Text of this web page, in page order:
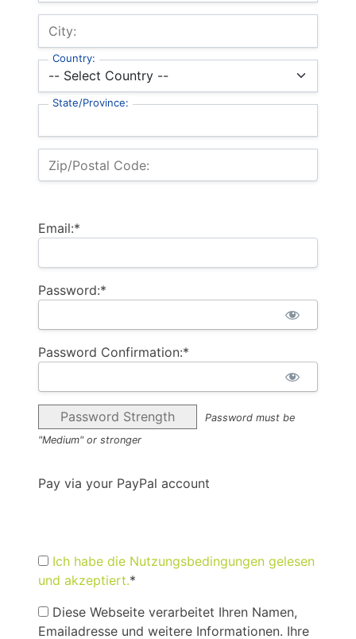
City:
Country:
State/Province:
Zip/Postal Code:
Email:*
Password:*
Password Confirmation:*
Password Strength
Password must be
"Medium" or stronger
Pay via your PayPal account
Ich habe die Nutzungsbedingungen gelesen
und akzeptiert.*
Diese Webseite verarbeitet Ihren Namen,
Emailadresse und weitere Informationen. Ihre